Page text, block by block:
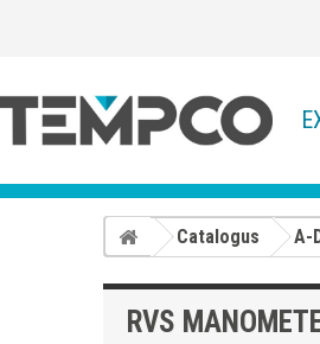
Catalogus A-
RVS